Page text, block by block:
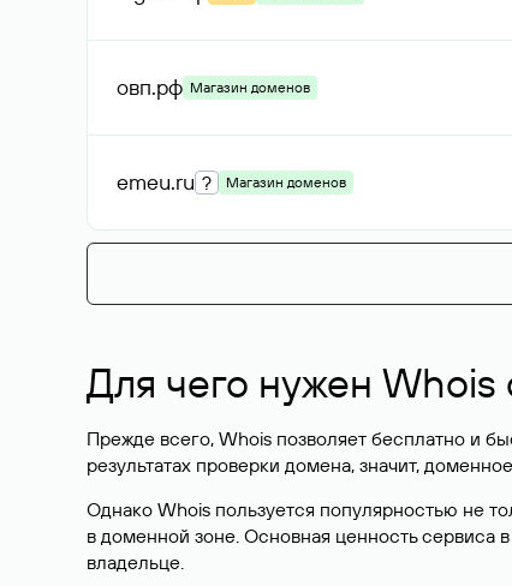
овп.рф Магазин доменов
emeu.ru ? Магазин доменов
Для чего нужен Whois
Прежде всего, Whois позволяет бесплатно и
результатах проверки домена, значит,
Однако Whois пользуется популярностью не
в доменной зоне. Основная ценность
владельце.